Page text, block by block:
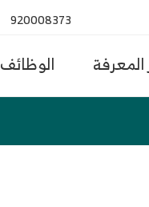
920008373
الوظائف